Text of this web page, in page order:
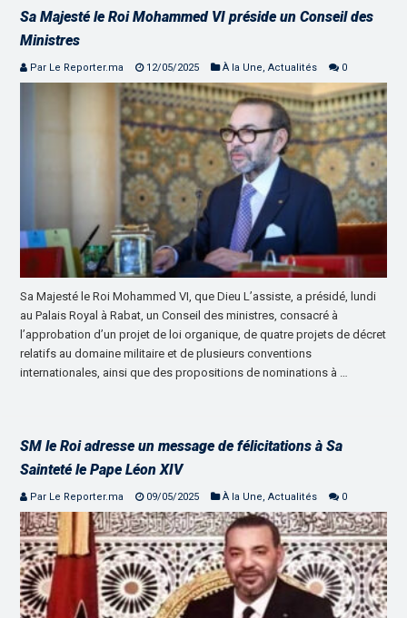
Sa Majesté le Roi Mohammed VI préside un Conseil des
Ministres
Par Le Reporter.ma 12/05/2025 À la Une,Actualités 0
Sa Majesté le Roi Mohammed VI, que Dieu L’assiste, a présidé, lundi
au Palais Royal à Rabat, un Conseil des ministres, consacré à
l’approbation d’un projet de loi organique, de quatre projets de décret
relatifs au domaine militaire et de plusieurs conventions
internationales, ainsi que des propositions de nominations à …
SM le Roi adresse un message de félicitations à Sa
Sainteté le Pape Léon XIV
Par Le Reporter.ma 09/05/2025 À la Une,Actualités 0